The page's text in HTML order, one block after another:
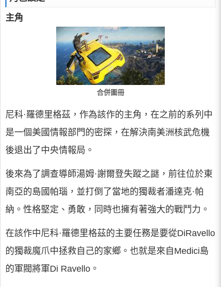
主角
合併圖冊
尼科·羅德里格茲，作為該作的主角，在之前的系列中
是一個美國情報部門的密探，在解決南美洲核武危機
後退出了中央情報局。
後來為了調查導師湯姆·謝爾登失蹤之謎，前往位於東
南亞的島國帕瑙，並打倒了當地的獨裁者潘達克·帕
納。性格堅定、勇敢，同時也擁有著強大的戰鬥力。
在該作中尼科·羅德里格茲的主要任務是要從DiRavello
的獨裁魔爪中拯救自己的家鄉。也就是來自Medici島
的軍閥將軍Di Ravello。